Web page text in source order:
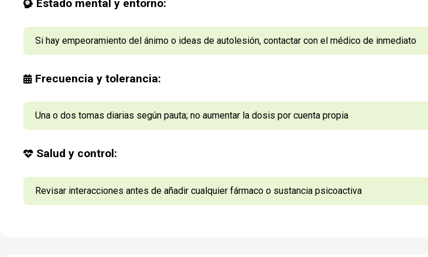
Estado mental y entorno:
Si hay empeoramiento del ánimo o ideas de autolesión, contactar con el médico de inmediato
Frecuencia y tolerancia:
Una o dos tomas diarias según pauta; no aumentar la dosis por cuenta propia
Salud y control:
Revisar interacciones antes de añadir cualquier fármaco o sustancia psicoactiva